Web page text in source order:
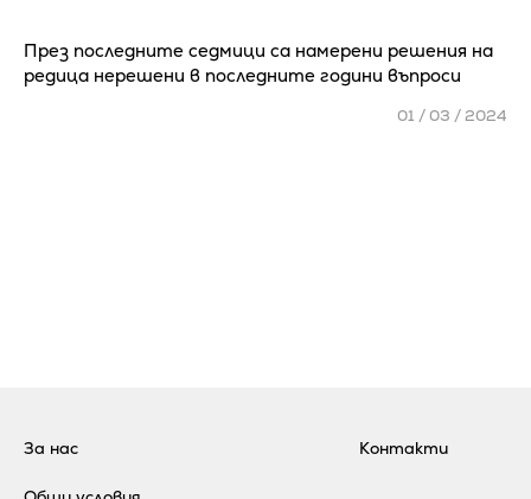
През последните седмици са намерени решения на
редица нерешени в последните години въпроси
01 / 03 / 2024
За нас Контакти